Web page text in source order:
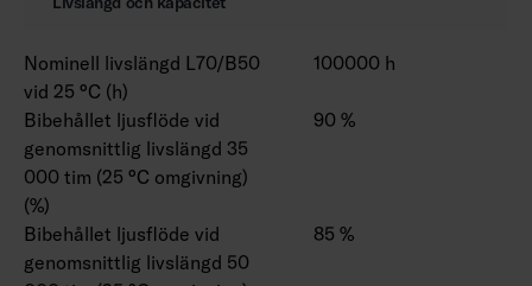
Nominell livslängd L70/B50
vid 25 °C (h)
100000 h
Bibehållet ljusflöde vid
genomsnittlig livslängd 35
000 tim (25 °C omgivning)
(%)
90 %
Bibehållet ljusflöde vid
genomsnittlig livslängd 50
85 %